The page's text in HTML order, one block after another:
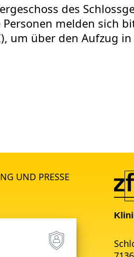
des
melden sich
um über den Aufzug in
UND PRESSE